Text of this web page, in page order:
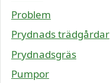
Problem
Prydnads trädgårdar
Prydnadsgräs
Pumpor